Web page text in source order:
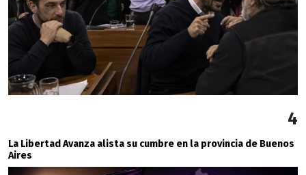
4
La Libertad Avanza alista su cumbre en la provincia de Buenos
Aires